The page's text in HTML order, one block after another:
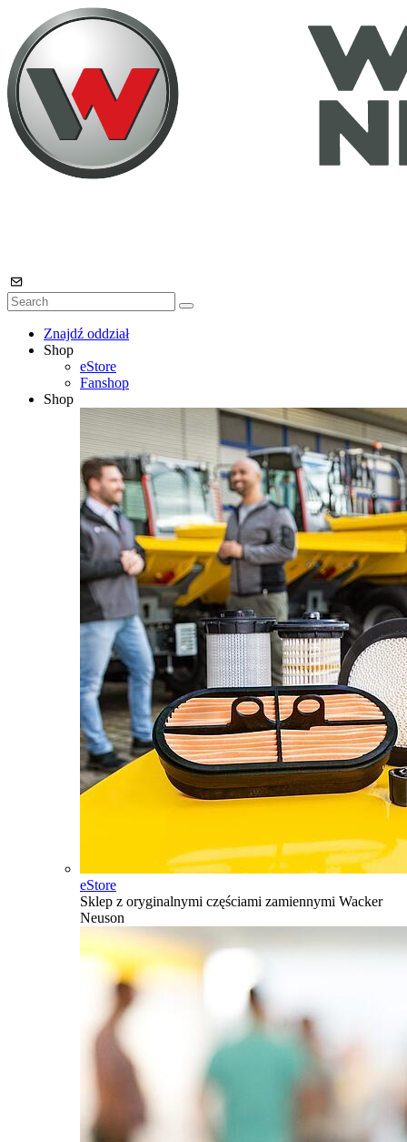
Znajdź oddział
Shop
eStore
Fanshop
Shop
eStore
Sklep z oryginalnymi częściami zamiennymi Wacker
Neuson